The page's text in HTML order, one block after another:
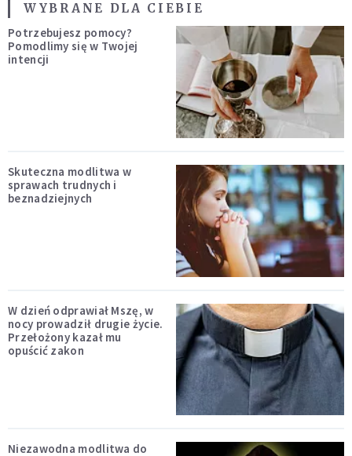
WYBRANE DLA CIEBIE
Potrzebujesz pomocy?
Pomodlimy się w Twojej
intencji
Skuteczna modlitwa w
sprawach trudnych i
beznadziejnych
W dzień odprawiał Mszę, w
nocy prowadził drugie życie.
Przełożony kazał mu
opuścić zakon
Niezawodna modlitwa do